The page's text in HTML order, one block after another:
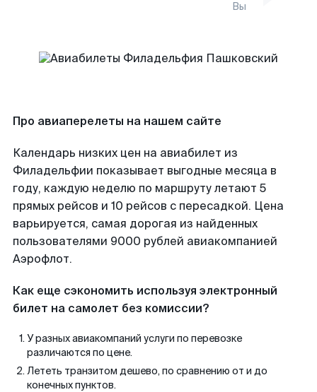
Вы
Про авиаперелеты на нашем сайте
Календарь низких цен на авиабилет из
Филадельфии показывает выгодные месяца в
году, каждую неделю по маршруту летают 5
прямых рейсов и 10 рейсов с пересадкой. Цена
варьируется, самая дорогая из найденных
пользователями 9000 рублей авиакомпанией
Аэрофлот.
Как еще сэкономить используя электронный
билет на самолет без комиссии?
У разных авиакомпаний услуги по перевозке
различаются по цене.
Лететь транзитом дешево, по сравнению от и до
конечных пунктов.